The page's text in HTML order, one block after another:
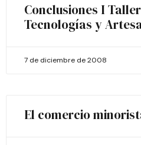
Conclusiones I
Tecnologías y
7 de diciembre de 2008
El comercio